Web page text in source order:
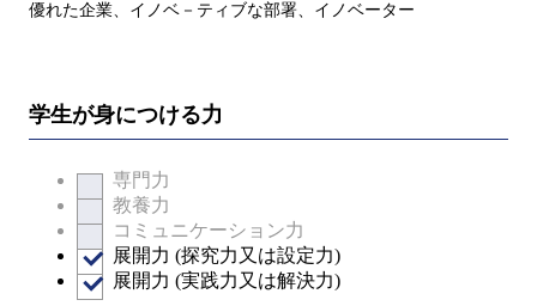
優れた企業、イノベ－ティブな部署、イノベーター
学生が身につける力
専門力
教養力
コミュニケーション力
展開力 (探究力又は設定力)
展開力 (実践力又は解決力)